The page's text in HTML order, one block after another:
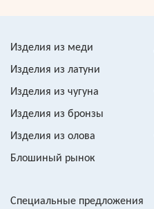
Изделия из меди
Изделия из латуни
Изделия из чугуна
Изделия из бронзы
Изделия из олова
Блошиный рынок
Специальные предложения